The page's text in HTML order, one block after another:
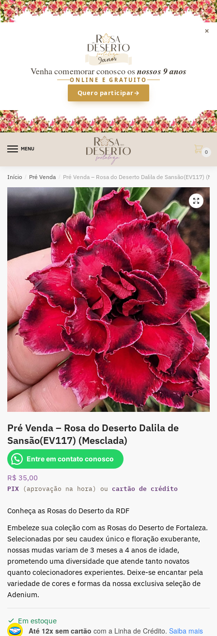
×
Venha comemorar conosco osnossos 9 anos
ONLINE E GRATUITO
Quero participar→
MENU
0
Início / Pré Venda / Pré Venda – Rosa do Deserto Dalila de Sansão(EV117)
🔍
Pré Venda – Rosa do Deserto Dalila de
Sansão(EV117) (Mesclada)
Entre em contato conosco
R$ 35,00
PIX (aprovação na hora) ou cartão de crédito
Conheça as Rosas do Deserto da RDF
Embeleze sua coleção com as Rosas do Deserto de Fortaleza.
Selecionadas por seu caudex único e floração exuberante,
nossas mudas variam de 3 meses a 4 anos de idade,
prometendo uma diversidade que atende tanto novatos
quanto colecionadores experientes. Deixe-se encantar pela
variedade de cores e formas da nossa exclusiva seleção de
Adenium.
Em estoque
Até 12x sem cartão com a Linha de Crédito. Saiba mais